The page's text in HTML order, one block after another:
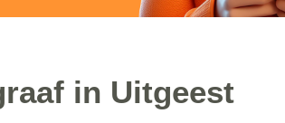
in Uitgeest